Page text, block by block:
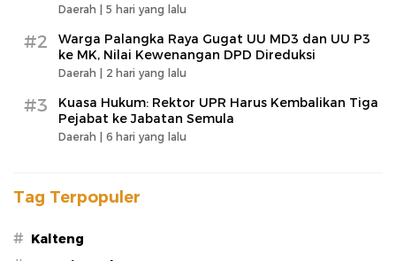
Daerah | 5 hari yang lalu
#2
Warga Palangka Raya Gugat UU MD3 dan UU P3
ke MK, Nilai Kewenangan DPD Direduksi
Daerah | 2 hari yang lalu
#3
Kuasa Hukum: Rektor UPR Harus Kembalikan Tiga
Pejabat ke Jabatan Semula
Daerah | 6 hari yang lalu
Tag Terpopuler
# Kalteng